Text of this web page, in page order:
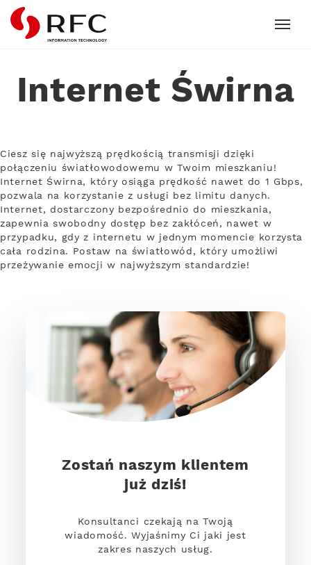
RFC
Internet Świrna
Ciesz się najwyższą prędkością transmisji dzięki
połączeniu światłowodowemu w Twoim mieszkaniu!
Internet Świrna, który osiąga prędkość nawet do 1 Gbps,
pozwala na korzystanie z usługi bez limitu danych.
Internet, dostarczony bezpośrednio do mieszkania,
zapewnia swobodny dostęp bez zakłóceń, nawet w
przypadku, gdy z internetu w jednym momencie korzysta
cała rodzina. Postaw na światłowód, który umożliwi
przeżywanie emocji w najwyższym standardzie!
Zostań naszym klientem
już dziś!
Konsultanci czekają na Twoją
wiadomość. Wyjaśnimy Ci jaki jest
zakres naszych usług.